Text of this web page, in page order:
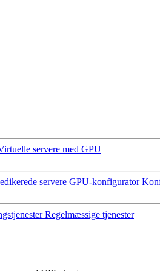
servere med GPU
servere GPU-konfigurator
Regelmæssige tjenester